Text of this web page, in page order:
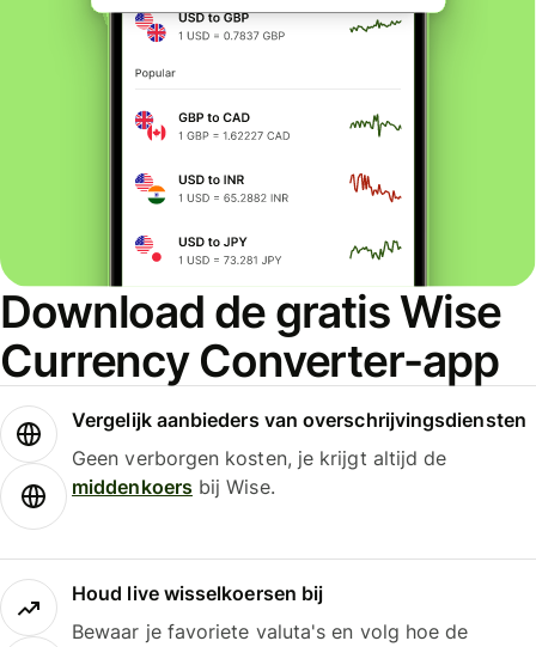
Download de gratis Wise
Currency Converter-app
Vergelijk aanbieders van overschrijvingsdiensten
Geen verborgen kosten, je krijgt altijd de
middenkoersbij Wise.
Houd live wisselkoersen bij
Bewaar je favoriete valuta's en volg hoe de